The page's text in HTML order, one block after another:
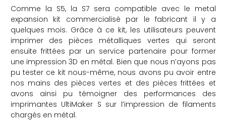
Comme la S5, la S7 sera compatible avec le metal
expansion kit commercialisé par le fabricant il y a
quelques mois. Grâce à ce kit, les utilisateurs peuvent
imprimer des pièces métalliques vertes qui seront
ensuite frittées par un service partenaire pour former
une impression 3D en métal. Bien que nous n’ayons pas
pu tester ce kit nous-même, nous avons pu avoir entre
nos mains des pièces vertes et des pièces frittées et
avons ainsi pu témoigner des performances des
imprimantes UltiMaker S sur l’impression de filaments
chargés en métal.